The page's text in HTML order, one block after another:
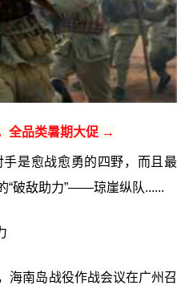
全品类暑期大促 →
是愈战愈勇的四野，而且最
“破敌助力”——琼崖纵队......
海南岛战役作战会议在广州召